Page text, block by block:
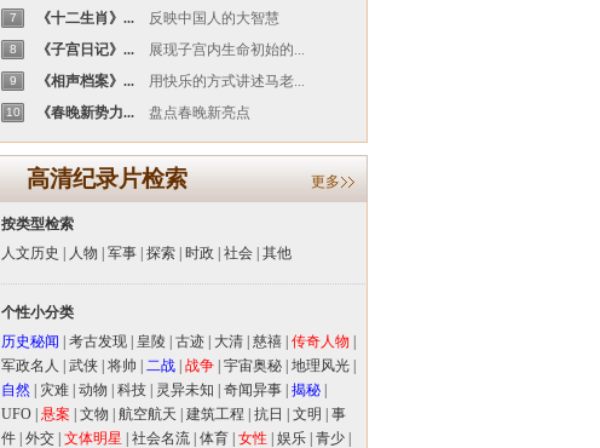
7 《十二生肖》... 反映中国人的大智慧
8 《子宫日记》... 展现子宫内生命初始的...
9 《相声档案》... 用快乐的方式讲述马老...
10 《春晚新势力... 盘点春晚新亮点
高清纪录片检索 更多
按类型检索
人文历史
人物 军事 探索 时政 社会 其他
个性小分类
历史秘闻
考古发现 皇陵 古迹 大清 慈禧 传奇人物
军政名人
武侠 将帅 二战 战争 宇宙奥秘 地理风光
自然
灾难 动物 科技 灵异未知 奇闻异事 揭秘
UFO 悬案 文物 航空航天 建筑工程 抗日 文明
事
件 外交 文体明星 社会名流 体育 女性 娱乐 青少